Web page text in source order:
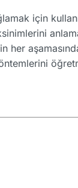
için
her